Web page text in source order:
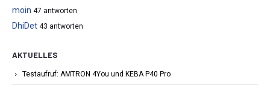
moin 47 antworten
DhiDet 43 antworten
AKTUELLES
Testaufruf: AMTRON 4You und KEBA P40 Pro